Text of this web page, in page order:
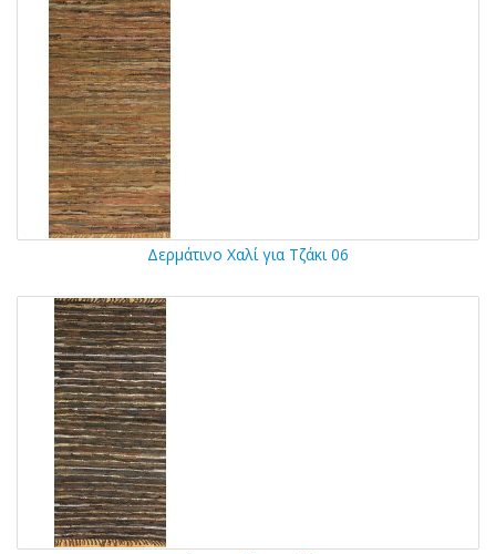
Δερμάτινο Χαλί για Τζάκι 06